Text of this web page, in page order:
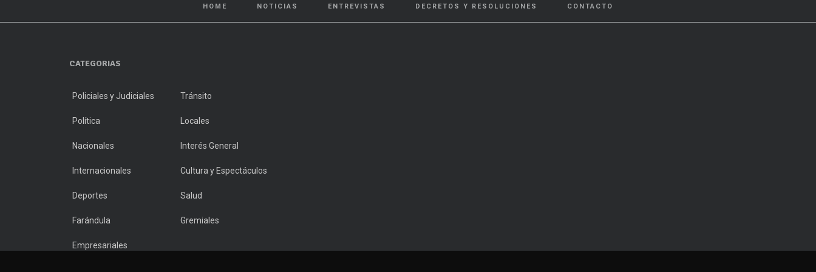
HOME NOTICIAS ENTREVISTAS DECRETOS Y RESOLUCIONES CONTACTO
CATEGORIAS
Policiales y Judiciales Tránsito
Política Locales
Nacionales Interés General
Internacionales Cultura y Espectáculos
Deportes Salud
Farándula Gremiales
Empresariales